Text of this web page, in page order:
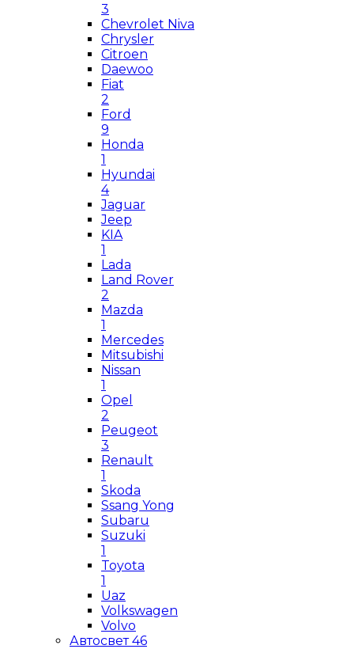
3
Chevrolet Niva
Chrysler
Citroen
Daewoo
Fiat
2
Ford
9
Honda
1
Hyundai
4
Jaguar
Jeep
KIA
1
Lada
Land Rover
2
Mazda
1
Mercedes
Mitsubishi
Nissan
1
Opel
2
Peugeot
3
Renault
1
Skoda
Ssang Yong
Subaru
Suzuki
1
Toyota
1
Uaz
Volkswagen
Volvo
Автосвет46